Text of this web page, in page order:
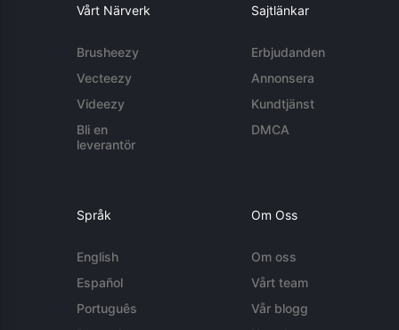
Vårt Närverk
Brusheezy
Vecteezy
Videezy
Bli en
leverantör
Sajtlänkar
Erbjudanden
Annonsera
Kundtjänst
DMCA
Språk
English
Español
Português
Om Oss
Om oss
Vårt team
Vår blogg